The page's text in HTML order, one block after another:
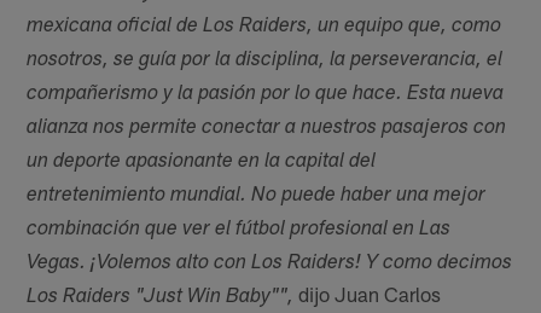
mexicana oficial de Los Raiders, un equipo que, como
nosotros, se guía por la disciplina, la perseverancia, el
compañerismo y la pasión por lo que hace. Esta nueva
alianza nos permite conectar a nuestros pasajeros con
un deporte apasionante en la capital del
entretenimiento mundial. No puede haber una mejor
combinación que ver el fútbol profesional en Las
Vegas. ¡Volemos alto con Los Raiders! Y como decimos
Los Raiders "Just Win Baby"", dijo Juan Carlos